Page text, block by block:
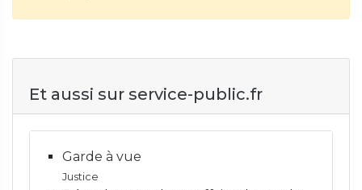
Et aussi sur service-public.fr
Garde à vue
Justice